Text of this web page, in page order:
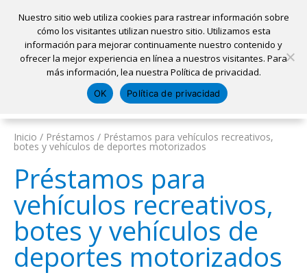
Ubicaciones Sacar una cita Solicitar un préstamo
Pagar mi préstamo Abrir una cuenta
Iniciar sesión
Inicio
Inicio / Préstamos / Préstamos para vehículos recreativos,
botes y vehículos de deportes motorizados
Préstamos para
vehículos recreativos,
botes y vehículos de
deportes motorizados
Nuestro sitio web utiliza cookies para rastrear información sobre
cómo los visitantes utilizan nuestro sitio. Utilizamos esta
información para mejorar continuamente nuestro contenido y
ofrecer la mejor experiencia en línea a nuestros visitantes. Para
más información, lea nuestra Política de privacidad.
OK Política de privacidad